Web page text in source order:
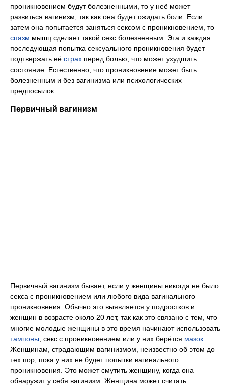
проникновением будут болезненными, то у неё может
развиться вагинизм, так как она будет ожидать боли. Если
затем она попытается заняться сексом с проникновением, то
спазм мышц сделает такой секс болезненным. Эта и каждая
последующая попытка сексуального проникновения будет
подтвержать её страх перед болью, что может ухудшить
состояние. Естественно, что проникновение может быть
болезненным и без вагинизма или психологических
предпосылок.
Первичный вагинизм
Первичный вагинизм бывает, если у женщины никогда не было
секса с проникновением или любого вида вагинального
проникновения. Обычно это выявляется у подростков и
женщин в возрасте около 20 лет, так как это связано с тем, что
многие молодые женщины в это время начинают использовать
тампоны , секс с проникновением или у них берётся мазок
Женщинам, страдающим вагинизмом, неизвестно об этом до
тех пор, пока у них не будет попытки вагинального
проникновения. Это может смутить женщину, когда она
обнаружит у себя вагинизм. Женщина может считать